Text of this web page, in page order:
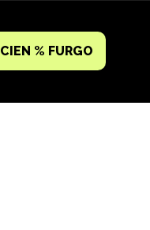
CIEN % FURGO